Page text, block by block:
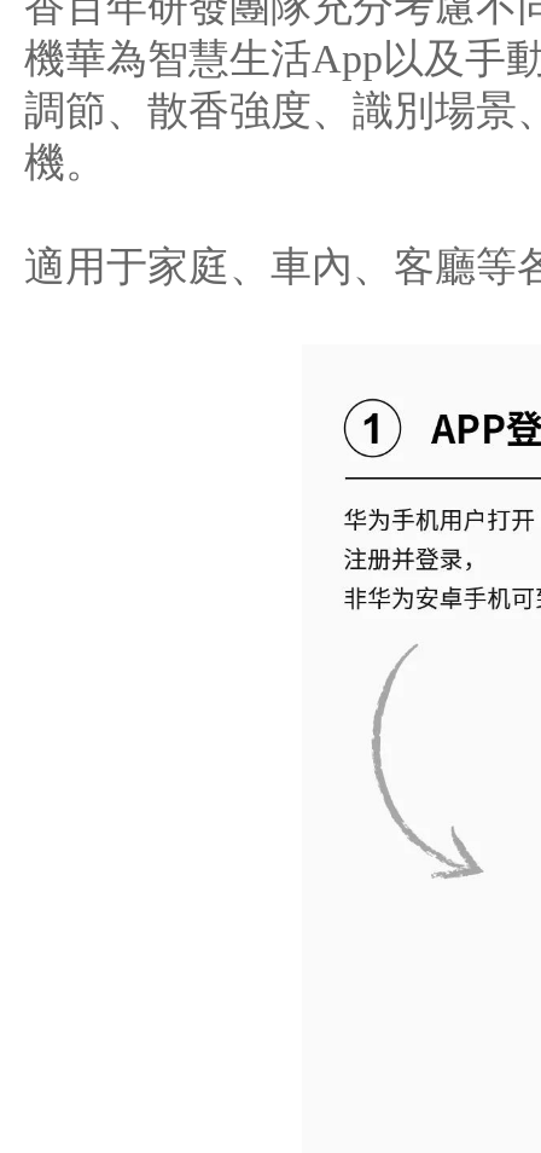
機華為智慧生活App以及手
調節、散香強度、識別場景
機。
適用于家庭、車內、客廳等